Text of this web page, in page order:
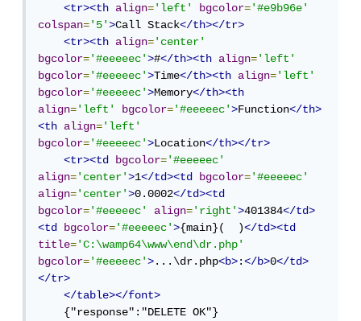
<tr><th
align='left' bgcolor='#e9b96e'
colspan='5'>Call Stack</th></tr>
<tr><th
align='center'
bgcolor='#eeeeec'>#</th><th align='left'
bgcolor='#eeeeec'>Time</th><th align='left'
bgcolor='#eeeeec'>Memory</th><th
align='left' bgcolor='#eeeeec'>Function</th>
<th
align='left'
bgcolor='#eeeeec'>Location</th></tr>
<tr><td
bgcolor='#eeeeec'
align='center'>1</td><td bgcolor='#eeeeec'
align='center'>0.0002</td><td
bgcolor='#eeeeec' align='right'>401384</td>
<td
bgcolor='#eeeeec'>{main}(  )</td><td
title='C:\wamp64\www\end\dr.php'
bgcolor='#eeeeec'>...\dr.php<b>:</b>0</td>
</tr>
</table></font>
    {"response":"DELETE OK"}